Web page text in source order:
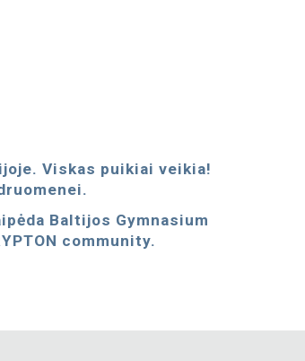
Viskas puikiai veikia!
Baltijos Gymnasium
community.